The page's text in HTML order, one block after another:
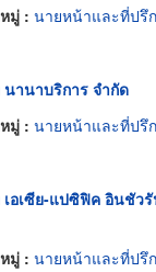
มู่ : นายหน้าและที่ปรึ
านาบริการ จำกัด
มู่ : นายหน้าและที่ปรึ
อเซีย-แปซิฟิค อินชัว
มู่ : นายหน้าและที่ปรึ